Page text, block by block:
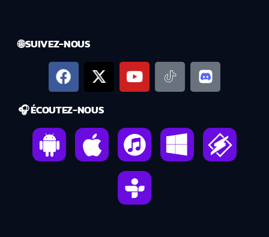
🌐 SUIVEZ-NOUS
🎧 ÉCOUTEZ-NOUS